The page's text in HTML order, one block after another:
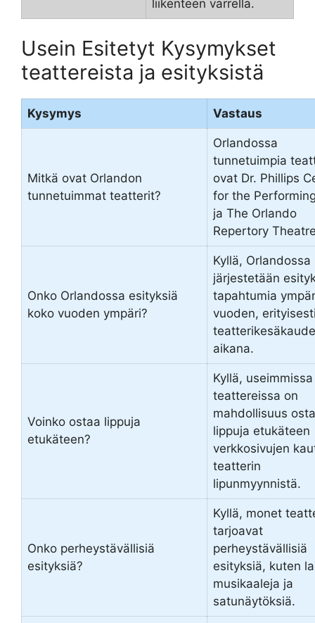
liikenteen varrella.
Usein Esitetyt Kysymykset
teattereista ja esityksistä
Kysymys Vastaus
Mitkä ovat Orlandon
tunnetuimmat teatterit?
Orlandossa
tunnetuimpia
ovat Dr. Phillips
for the
ja The Orlando
Repertory
Onko Orlandossa esityksiä
koko vuoden ympäri?
Kyllä, Orlandossa
järjestetään
tapahtumia
vuoden,
aikana.
Voinko ostaa lippuja
etukäteen?
Kyllä, useimmissa
teattereissa on
mahdollisuus
lippuja etukäteen
verkkosivujen
teatterin
lipunmyynnistä.
Onko perheystävällisiä
esityksiä?
Kyllä, monet
tarjoavat
perheystävällisiä
esityksiä, kuten
musikaaleja ja
satunäytöksiä.